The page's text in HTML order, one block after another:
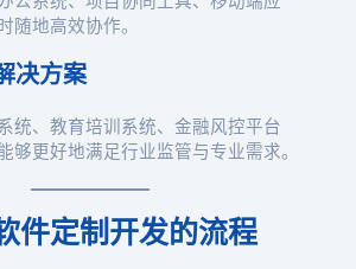
随地高效协作。
决方案
统、教育培训系统、金融风控平台
够更好地满足行业监管与专业需求。
件定制开发的流程